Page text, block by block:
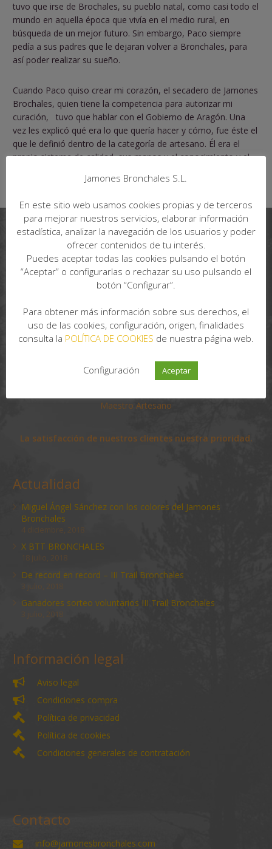
tuvo que irse de Brochales, su pueblo natal, como casi todo el
mundo en aquella época que vivía en el medio rural, en
búsqueda de un mejor futuro. Sin embargo, Paco siempre
pedía a sus padres que le dejaran volver a Bronchales, para
así poder realizar su sueño.
Cuando Paco quiso crear mi corazón, el secadero de Jamones
Brochales, quien tiene la competencia para autorizar mi
curación, tuvo que hablar con el Gobierno de Aragón. Una
vez les explicó qué era lo que quería hacer y cómo, fue éste el
que le definió dentro de la categoría de artesano. Él era el
propio sistema de calidad, sus manos y el conocimiento y el
Maestro Artesano
La satisfacción de nuestros clientes nuestra prioridad.
Actualidad
Miguel Ángel Sánchez con los colores del Jamones
Bronchales
4 diciembre, 2018
X BTT BRONCHALES
18 julio, 2018
De record en record – III Trail Bronchales
3 julio, 2018
Ganadores sorteo voluntarios III Trail Bronchales
3 julio, 2018
Información legal
Aviso legal
Condiciones compra
Política de privacidad
Política de cookies
Condiciones generales de contratación
Contacto
info@jamonesbronchales.com
Jamones Bronchales S.L.
En este sitio web usamos cookies propias y de terceros
para mejorar nuestros servicios, elaborar información
estadística, analizar la navegación de los usuarios y poder
ofrecer contenidos de tu interés.
Puedes aceptar todas las cookies pulsando el botón
“Aceptar” o configurarlas o rechazar su uso pulsando el
botón “Configurar”.
Para obtener más información sobre sus derechos, el
uso de las cookies, configuración, origen, finalidades
consulta la POLÍTICA DE COOKIES de nuestra página web.
Configuración Aceptar